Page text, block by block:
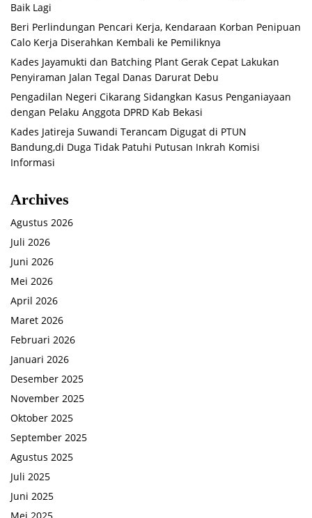
Baik Lagi
Beri Perlindungan Pencari Kerja, Kendaraan Korban Penipuan
Calo Kerja Diserahkan Kembali ke Pemiliknya
Kades Jayamukti dan Batching Plant Gerak Cepat Lakukan
Penyiraman Jalan Tegal Danas Darurat Debu
Pengadilan Negeri Cikarang Sidangkan Kasus Penganiayaan
dengan Pelaku Anggota DPRD Kab Bekasi
Kades Jatireja Suwandi Terancam Digugat di PTUN
Bandung,di Duga Tidak Patuhi Putusan Inkrah Komisi
Informasi
Archives
Agustus 2026
Juli 2026
Juni 2026
Mei 2026
April 2026
Maret 2026
Februari 2026
Januari 2026
Desember 2025
November 2025
Oktober 2025
September 2025
Agustus 2025
Juli 2025
Juni 2025